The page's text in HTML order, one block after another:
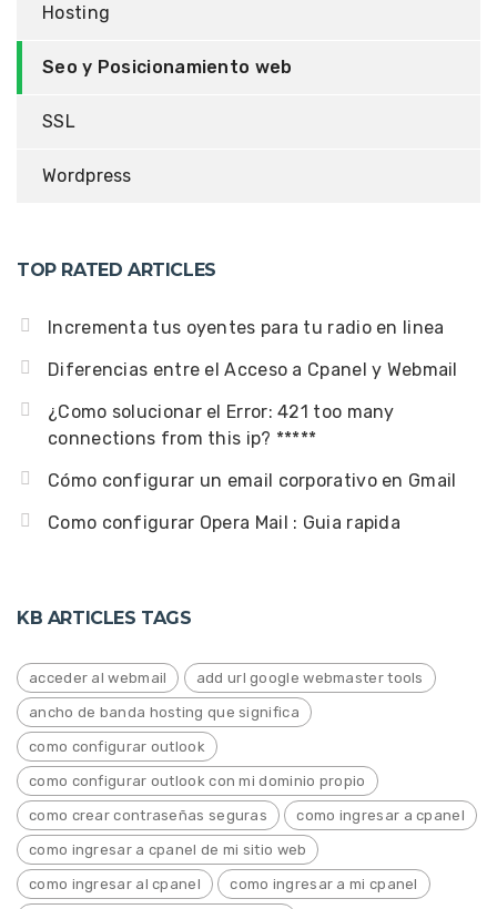
Hosting
Seo y Posicionamiento web
SSL
Wordpress
TOP RATED ARTICLES
Incrementa tus oyentes para tu radio en linea
Diferencias entre el Acceso a Cpanel y Webmail
¿Como solucionar el Error: 421 too many
connections from this ip? *****
Cómo configurar un email corporativo en Gmail
Como configurar Opera Mail : Guia rapida
KB ARTICLES TAGS
acceder al webmail add url google webmaster tools
ancho de banda hosting que significa
como configurar outlook
como configurar outlook con mi dominio propio
como crear contraseñas seguras como ingresar a cpanel
como ingresar a cpanel de mi sitio web
como ingresar al cpanel como ingresar a mi cpanel